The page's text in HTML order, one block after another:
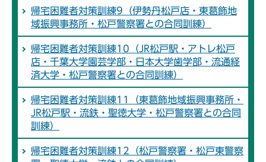
帰宅困難者対策訓練9（伊勢丹松戸店・東葛飾地
域振興事務所・松戸警察署との合同訓練）
帰宅困難者対策訓練10（JR松戸駅・アトレ松戸
店・千葉大学園芸学部・日本大学歯学部・流通経
済大学・松戸警察署との合同訓練）
帰宅困難者対策訓練11（東葛飾地域振興事務所・
JR松戸駅・流鉄・聖徳大学・松戸警察署との合同
訓練）
帰宅困難者対策訓練12（松戸警察署・松戸東警察